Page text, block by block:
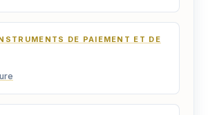
DE PAIEMENT ET DE